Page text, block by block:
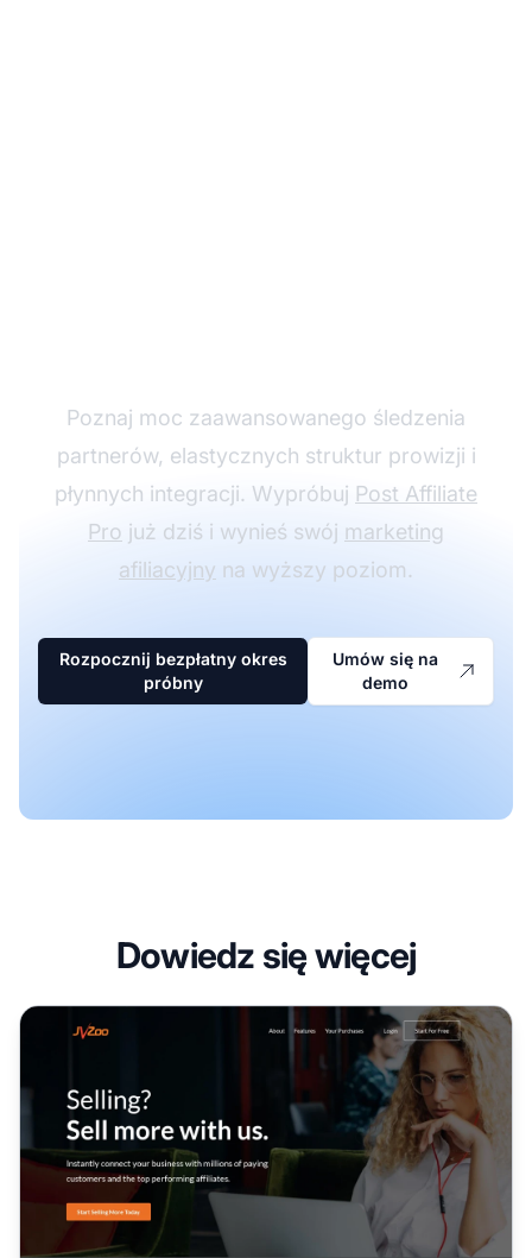
Poznaj moc zaawansowanego śledzenia
partnerów, elastycznych struktur prowizji i
płynnych integracji. Wypróbuj Post Affiliate
Pro już dziś i wynieś swój marketing
afiliacyjny na wyższy poziom.
Rozpocznij bezpłatny okres
próbny
Umów się na
demo
Dowiedz się więcej
Program partnerski JVZoo